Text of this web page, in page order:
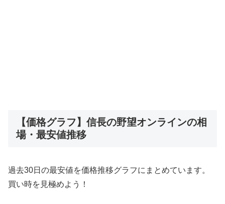
【価格グラフ】信長の野望オンラインの相
場・最安値推移
過去30日の最安値を価格推移グラフにまとめています。
買い時を見極めよう！